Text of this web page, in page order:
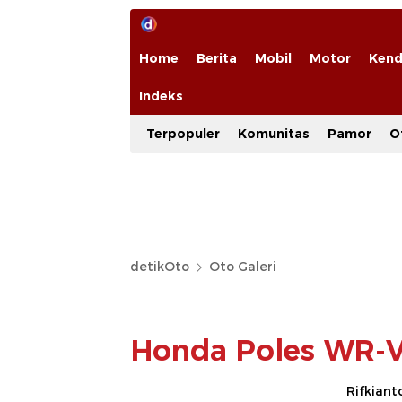
Home Berita Mobil Motor
Indeks
Terpopuler Komunitas Pamor
detikOto Oto Galeri
Honda Poles WR-